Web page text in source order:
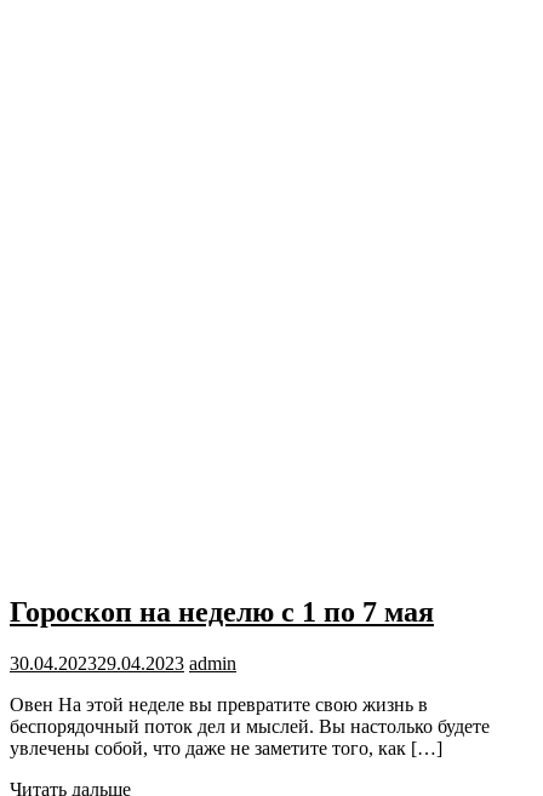
Гороскоп на неделю с 1 по 7 мая
30.04.202329.04.2023 admin
Овен На этой неделе вы превратите свою жизнь в
беспорядочный поток дел и мыслей. Вы настолько будете
увлечены собой, что даже не заметите того, как […]
Читать дальше